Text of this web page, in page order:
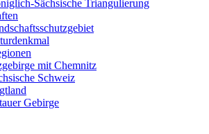
Sächsische Triangulierung
mit Chemnitz
Schweiz
Gebirge